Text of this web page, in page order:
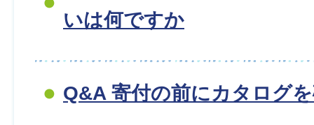
いは何ですか
Q&A 寄付の前にカタログ